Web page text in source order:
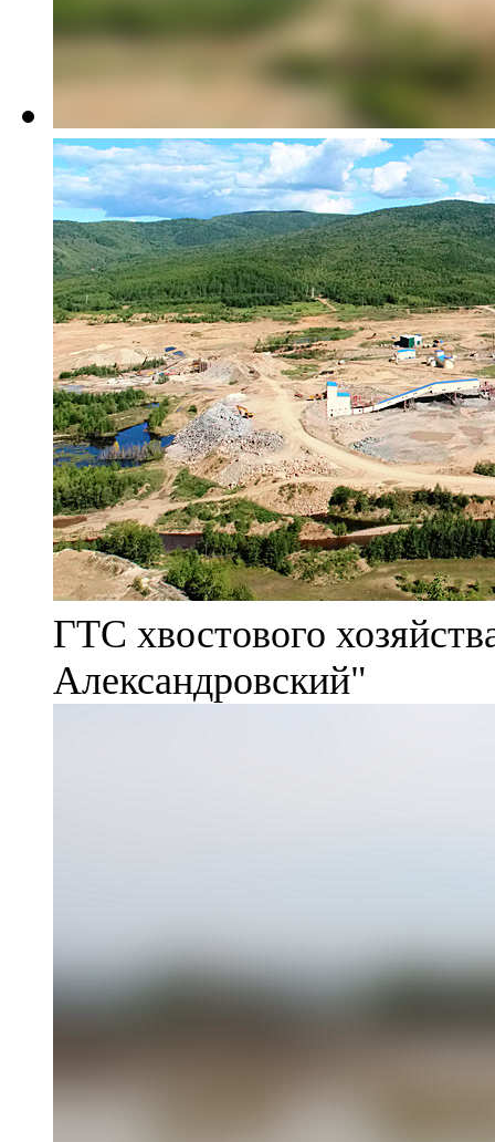
ГТС хвостового
Александровский"